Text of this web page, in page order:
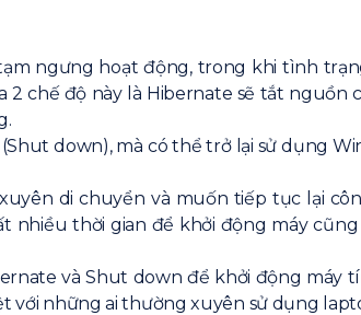
ngưng hoạt động, trong khi tình
2 chế độ này là Hibernate sẽ tắt nguồn
down), mà có thể trở lại sử dụng
di chuyển và muốn tiếp tục lại
nhiều thời gian để khởi động máy
và Shut down để khởi động máy
với những ai thường xuyên sử dụng